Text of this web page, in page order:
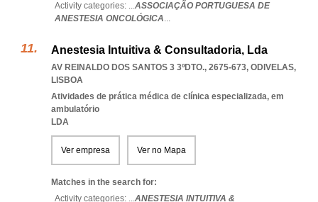
Activity categories: ...ASSOCIAÇÃO PORTUGUESA DE
ANESTESIA ONCOLÓGICA...
Anestesia Intuitiva & Consultadoria, Lda
AV REINALDO DOS SANTOS 3 3ºDTO., 2675-673, ODIVELAS,
LISBOA
Atividades de prática médica de clínica especializada, em
ambulatório
LDA
Ver empresa Ver no Mapa
Matches in the search for:
Activity categories: ...ANESTESIA INTUITIVA &